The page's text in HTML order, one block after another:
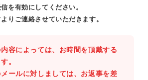
を有効にしてください。
りご連絡させていただきます。
容によっては、お時間を頂戴する
。
ールに対しましては、お返事を差